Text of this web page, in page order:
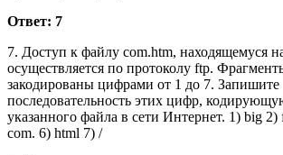
Ответ: 7
7. Доступ к файлу com.htm, находящемуся
осуществляется по протоколу ftp.
закодированы цифрами от 1 до 7. Запишите
последовательность этих цифр,
указанного файла в сети Интернет. 1) big
com. 6) html 7) /